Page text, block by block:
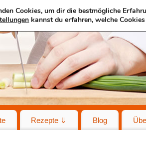
Rezepte ⇓ Blog
Cookies, um dir die bestmögliche
kannst du erfahren, welche